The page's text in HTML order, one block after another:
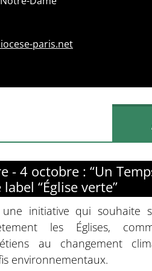
paris.net
- 4 octobre : “Un
“Église verte”
une initiative qui souhaite
les Églises,
au changement
environnementaux.